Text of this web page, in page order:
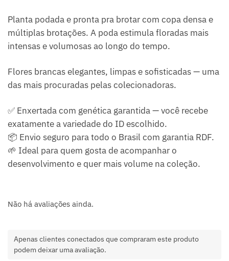
Planta podada e pronta pra brotar com copa densa e
múltiplas brotações. A poda estimula floradas mais
intensas e volumosas ao longo do tempo.
Flores brancas elegantes, limpas e sofisticadas — uma
das mais procuradas pelas colecionadoras.
✅ Enxertada com genética garantida — você recebe
exatamente a variedade do ID escolhido.
📦 Envio seguro para todo o Brasil com garantia RDF.
🌱 Ideal para quem gosta de acompanhar o
desenvolvimento e quer mais volume na coleção.
Não há avaliações ainda.
Apenas clientes conectados que compraram este produto
podem deixar uma avaliação.